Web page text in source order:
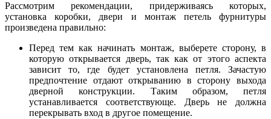
Рассмотрим рекомендации, придерживаясь которых,
установка коробки, двери и монтаж петель фурнитуры
произведена правильно:
Перед тем как начинать монтаж, выберете сторону, в
которую открывается дверь, так как от этого аспекта
зависит то, где будет установлена петля. Зачастую
предпочтение отдают открыванию в сторону выхода
дверной конструкции. Таким образом, петля
устанавливается соответствующе. Дверь не должна
перекрывать вход в другое помещение.